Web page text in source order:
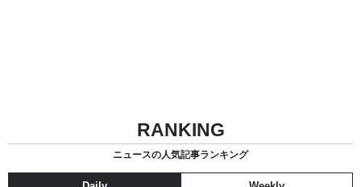
RANKING
ニュースの人気記事ランキング